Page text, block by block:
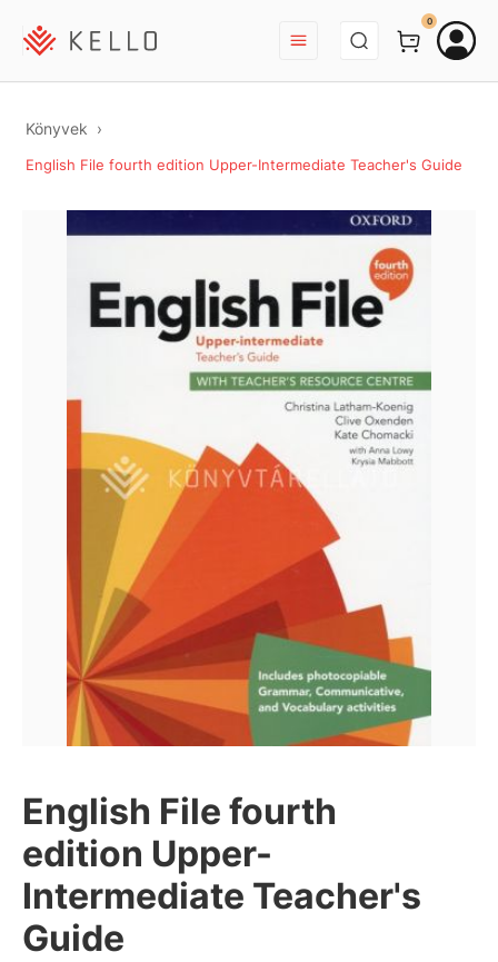
BEJELENTKEZÉS
0
Könyvek
English File fourth edition Upper-Intermediate Teacher's Guide
English File fourth
edition Upper-
Intermediate Teacher's
Guide